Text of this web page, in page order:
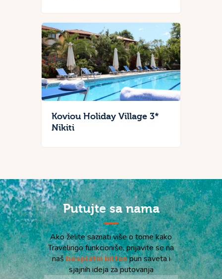
Koviou Holiday Village 3*
Nikiti
Putujte sa nama
Ako želite saznati više o tome kako
Travelingo funkcioniše, prijavite se na
našbesplatni biltenpun saveta i
sjajnih ideja za putovanja